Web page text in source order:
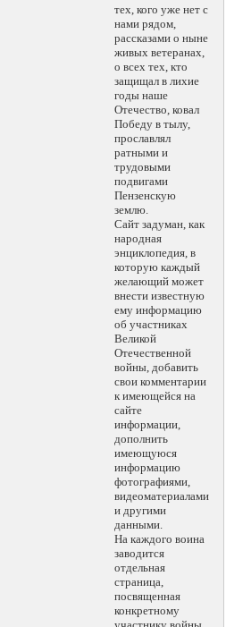
тех, кого уже нет с
нами рядом,
рассказами о ныне
живых ветеранах,
о всех тех, кто
защищал в лихие
годы наше
Отечество, ковал
Победу в тылу,
прославлял
ратными и
трудовыми
подвигами
Пензенскую
землю.
Сайт задуман, как
народная
энциклопедия, в
которую каждый
желающий может
внести известную
ему информацию
об участниках
Великой
Отечественной
войны, добавить
свои комментарии
к имеющейся на
сайте
информации,
дополнить
имеющуюся
информацию
фотографиями,
видеоматериалами
и другими
данными.
На каждого воина
заводится
отдельная
страница,
посвященная
конкретному